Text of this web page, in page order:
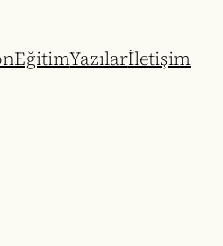
EğitimYazılarİletişim